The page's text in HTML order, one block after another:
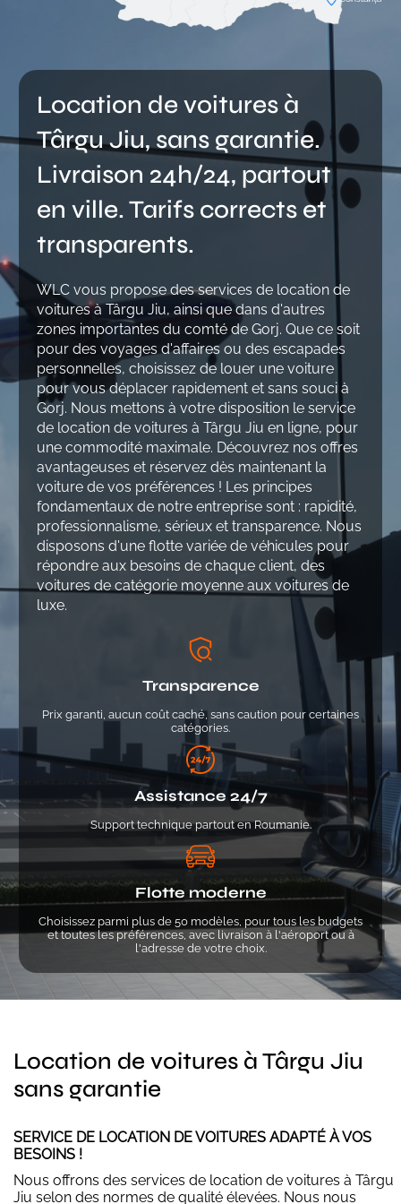
Location de voitures à
Târgu Jiu, sans garantie.
Livraison 24h/24, partout
en ville. Tarifs corrects et
transparents.
WLC vous propose des services de location de
voitures à Târgu Jiu, ainsi que dans d'autres
zones importantes du comté de Gorj. Que ce soit
pour des voyages d'affaires ou des escapades
personnelles, choisissez de louer une voiture
pour vous déplacer rapidement et sans souci à
Gorj. Nous mettons à votre disposition le service
de location de voitures à Târgu Jiu en ligne, pour
une commodité maximale. Découvrez nos offres
avantageuses et réservez dès maintenant la
voiture de vos préférences ! Les principes
fondamentaux de notre entreprise sont : rapidité,
professionnalisme, sérieux et transparence. Nous
disposons d'une flotte variée de véhicules pour
répondre aux besoins de chaque client, des
voitures de catégorie moyenne aux voitures de
luxe.
Transparence
Prix garanti, aucun coût caché, sans caution pour certaines
catégories.
Assistance 24/7
Support technique partout en Roumanie.
Flotte moderne
Choisissez parmi plus de 50 modèles, pour tous les budgets
et toutes les préférences, avec livraison à l'aéroport ou à
l'adresse de votre choix.
Location de voitures à Târgu Jiu
sans garantie
SERVICE DE LOCATION DE VOITURES ADAPTÉ À VOS
BESOINS !
Nous offrons des services de location de voitures à Târgu
Jiu selon des normes de qualité élevées. Nous nous